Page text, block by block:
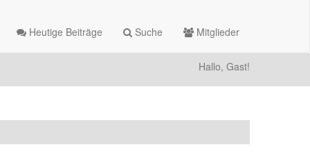
Heutige Beiträge Suche Mitglieder
Hallo, Gast!